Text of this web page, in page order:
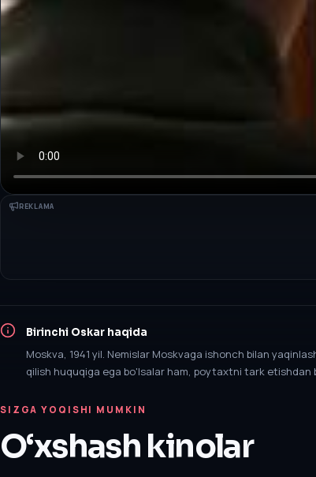
REKLAMA
Birinchi Oskar haqida
Moskva, 1941 yil. Nemislar Moskvaga ishonch bilan
qilish huquqiga ega bo'lsalar ham, poytaxtni tark
SIZGA YOQISHI MUMKIN
O‘xshash kinolar